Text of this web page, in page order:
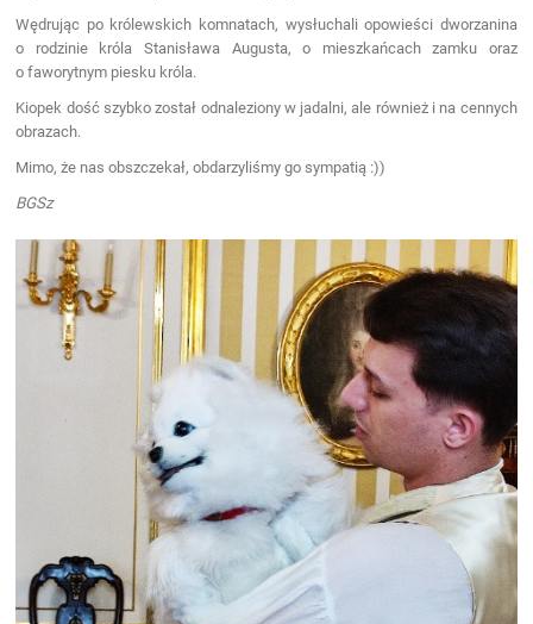
Wędrując po królewskich komnatach, wysłuchali opowieści dworzanina
o rodzinie króla Stanisława Augusta, o mieszkańcach zamku oraz
o faworytnym piesku króla.
Kiopek dość szybko został odnaleziony w jadalni, ale również i na cennych
obrazach.
Mimo, że nas obszczekał, obdarzyliśmy go sympatią :))
BGSz